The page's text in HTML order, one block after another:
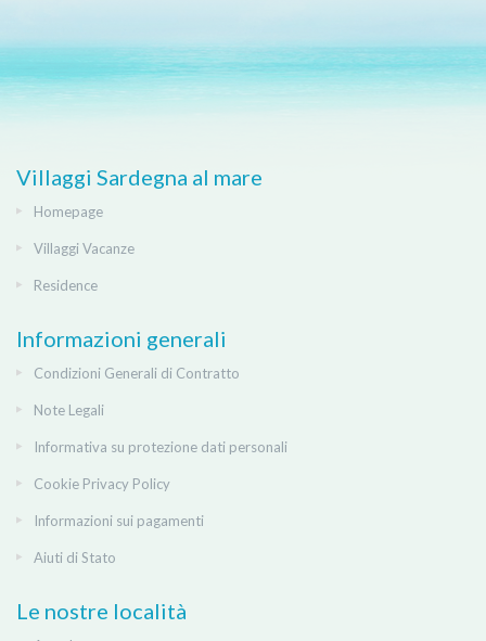
Villaggi Sardegna al mare
Homepage
Villaggi Vacanze
Residence
Informazioni generali
Condizioni Generali di Contratto
Note Legali
Informativa su protezione dati personali
Cookie Privacy Policy
Informazioni sui pagamenti
Aiuti di Stato
Le nostre località